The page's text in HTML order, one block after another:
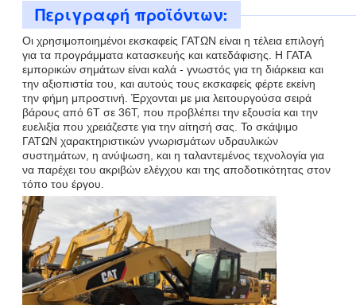
Περιγραφή προϊόντων:
Οι χρησιμοποιημένοι εκσκαφείς ΓΑΤΩΝ είναι η τέλεια επιλογή
για τα προγράμματα κατασκευής και κατεδάφισης. Η ΓΑΤΑ
εμπορικών σημάτων είναι καλά - γνωστός για τη διάρκεια και
την αξιοπιστία του, και αυτούς τους εκσκαφείς φέρτε εκείνη
την φήμη μπροστινή. Έρχονται με μια λειτουργούσα σειρά
βάρους από 6T σε 36T, που προβλέπει την εξουσία και την
ευελιξία που χρειάζεστε για την αίτησή σας. Το σκάψιμο
ΓΑΤΩΝ χαρακτηριστικών γνωρισμάτων υδραυλικών
συστημάτων, η ανύψωση, και η ταλαντεμένος τεχνολογία για
να παρέχει του ακριβών ελέγχου και της αποδοτικότητας στον
τόπο του έργου.